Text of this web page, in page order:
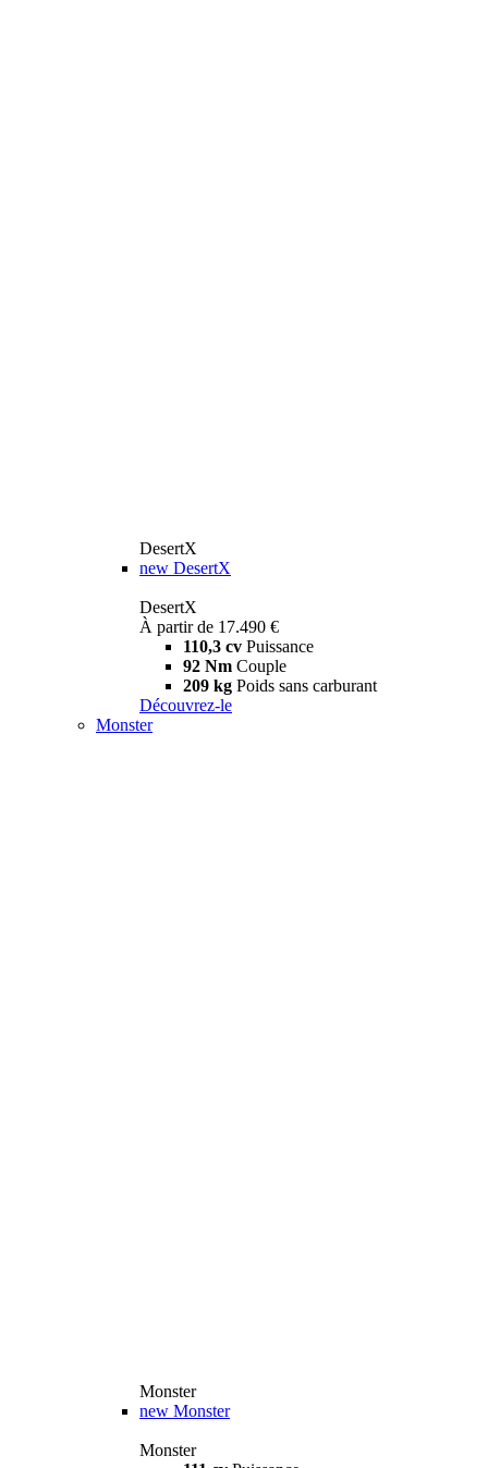
DesertX
new DesertX
DesertX
À partir de 17.490 €
110,3 cv Puissance
92 Nm Couple
209 kg Poids sans carburant
Découvrez-le
Monster
Monster
new Monster
Monster